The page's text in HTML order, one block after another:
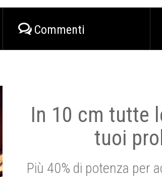
Commenti
In 10 cm tutte
tuoi
Più 40% di potenza per